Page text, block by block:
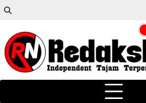
Skip
content